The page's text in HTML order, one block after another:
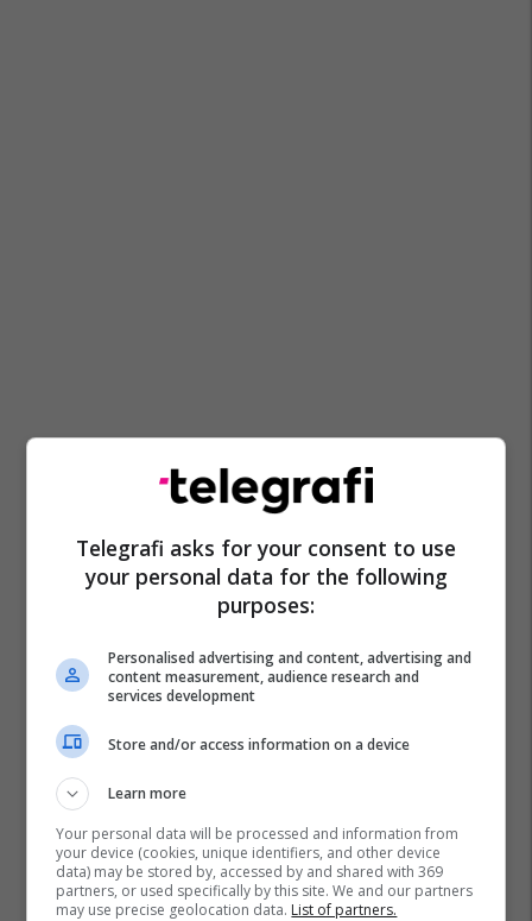
Telegrafi asks for your consent to use
your personal data for the following
purposes:
Personalised advertising and content, advertising and
content measurement, audience research and
services development
Store and/or access information on a device
Learn more
Your personal data will be processed and information from
your device (cookies, unique identifiers, and other device
data) may be stored by, accessed by and shared with 369
partners, or used specifically by this site. We and our partners
may use precise geolocation data. List of partners.